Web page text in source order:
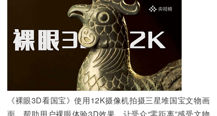
《裸眼3D看国宝》使用12K摄像机拍摄三星堆国宝文物画